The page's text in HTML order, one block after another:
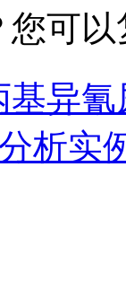
可
基异
析实